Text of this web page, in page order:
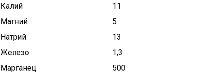
Калий
11
Магний
5
Натрий
13
Железо
1,3
Марганец
500